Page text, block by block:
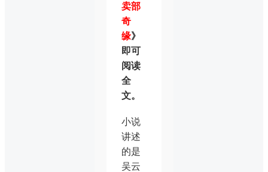
卖部
奇
缘》
即可
阅读
全
文。
小说
讲述
的是
吴云